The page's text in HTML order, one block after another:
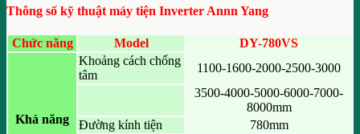
Thông số kỹ thuật máy tiện Inverter Annn Yang
Chức năng Model DY-780VS
Khả năng
Khoảng cách chống
tâm
1100-1600-2000-2500-3000
3500-4000-5000-6000-7000-
8000mm
Đường kính tiện
780mm